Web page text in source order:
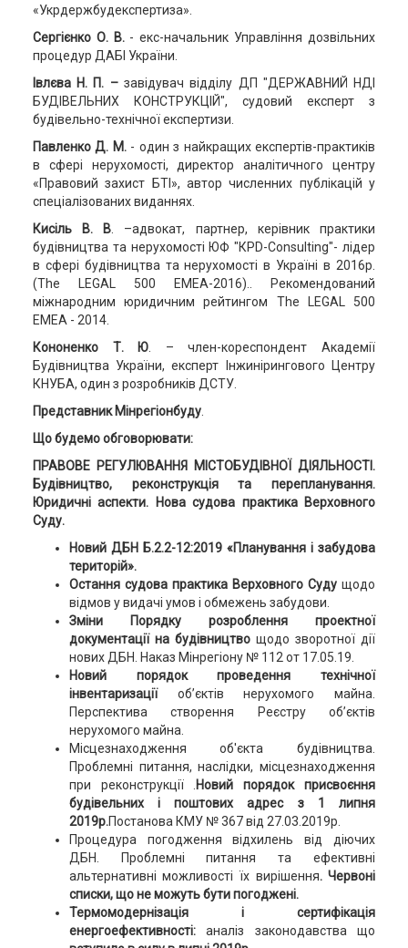
«Укрдержбудекспертиза».
Сергієнко О. В.- екс-начальник Управління дозвільних
процедур ДАБІ України.
Івлєва Н. П. – завідувач відділу ДП "ДЕРЖАВНИЙ НДІ
БУДІВЕЛЬНИХ КОНСТРУКЦІЙ", судовий експерт з
будівельно-технічної експертизи.
Павленко Д. М.- один з найкращих експертів-практиків
в сфері нерухомості, директор аналітичного центру
«Правовий захист БТІ», автор численних публікацій у
спеціалізованих виданнях.
Кисіль В. В . –адвокат, партнер, керівник практики
будівництва та нерухомості ЮФ "КРD-Consulting"- лідер
в сфері будівництва та нерухомості в Україні в 2016р.
(The LEGAL 500 EMEA-2016).. Рекомендований
міжнародним юридичним рейтингом The LEGAL 500
EMEA - 2014.
Кононенко Т. Ю . – член-кореспондент Академії
Будівництва України, експерт Інжинірингового Центру
КНУБА, один з розробників ДСТУ.
Представник Мінрегіонбуду.
Що будемо обговорювати:
ПРАВОВЕ РЕГУЛЮВАННЯ МІСТОБУДІВНОЇ ДІЯЛЬНОСТІ.
Будівництво, реконструкція та перепланування.
Юридичні аспекти. Нова судова практика Верховного
Суду.
Новий ДБН Б.2.2-12:2019 «Планування і забудова
територій».
Остання судова практика Верховного Суду щодо
відмов у видачі умов і обмежень забудови.
Зміни Порядку розроблення проектної
документації на будівництвощодо зворотної дії
нових ДБН. Наказ Мінрегіону № 112 от 17.05.19.
Новий порядок проведення технічної
інвентаризації об’єктів нерухомого майна.
Перспектива створення Реєстру об’єктів
нерухомого майна.
Місцезнаходження об'єкта будівництва.
Проблемні питання, наслідки, місцезнаходження
при реконструкції . Новий порядок присвоєння
будівельних і поштових адрес з 1 липня
2019р.Постанова КМУ № 367 від 27.03.2019р.
Процедура погодження відхилень від діючих
ДБН. Проблемні питання та ефективні
альтернативні можливості їх вирішення. Червоні
списки, що не можуть бути погоджені.
Термомодернізація і сертифікація
енергоефективності:аналіз законодавства що